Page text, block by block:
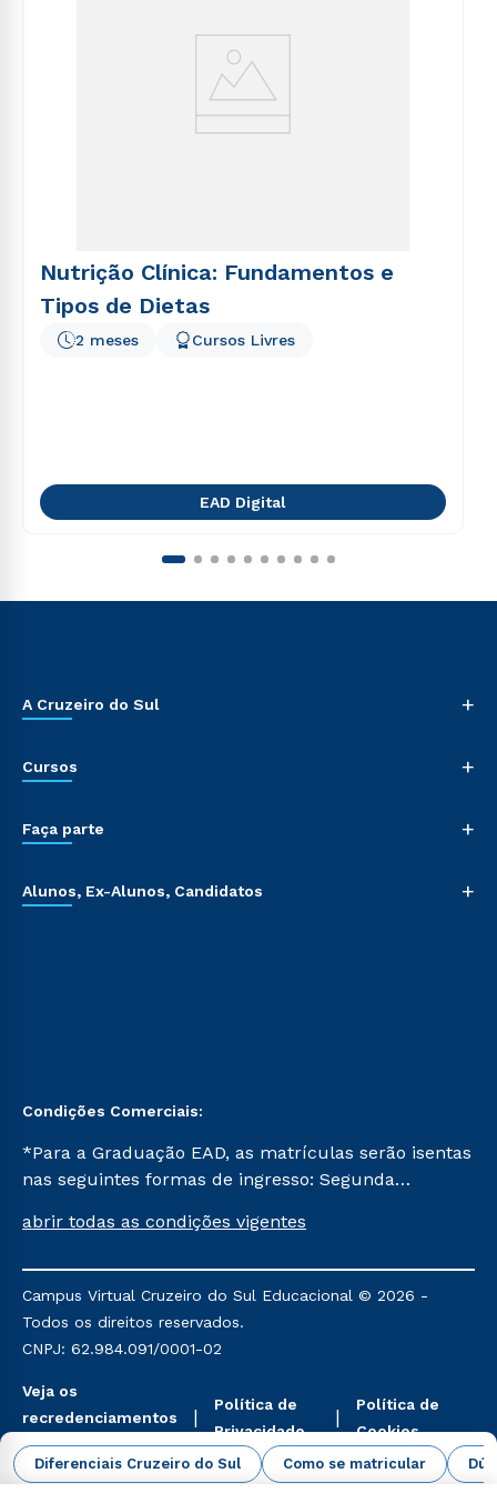
Diferenciais Cruzeiro do Sul Como se matricular
Nutrição Clínica: Fundamentos e
Tipos de Dietas
2 meses Cursos Livres
EAD Digital
A Cruzeiro do Sul +
Cursos +
Faça parte +
Alunos, Ex-Alunos, Candidatos +
Condições Comerciais:
*Para a Graduação EAD, as matrículas serão isentas
nas seguintes formas de ingresso: Segunda
Já para as demais, a taxa de matrícula será de R$
mencionadas são referentes aos cursos: Ensino
Religioso, Geografia para a Docência e Metodologia
do Ensino de História: Questões Atuais.
abrir todas as condições vigentes
Campus Virtual Cruzeiro do Sul Educacional © 2026 -
Todos os direitos reservados.
CNPJ: 62.984.091/0001-02
Veja os
recredenciamentos
aqui
Política de
Privacidade
Política de
Cookies